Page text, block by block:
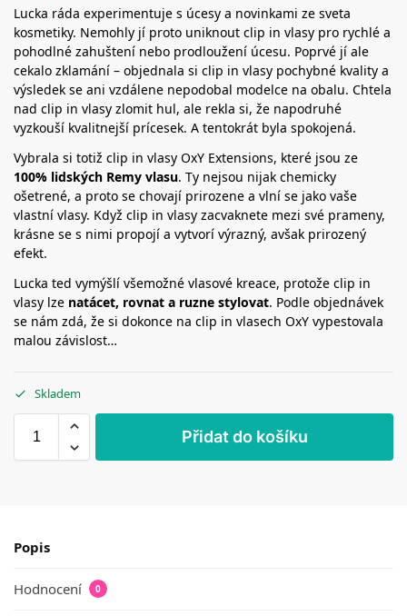
Lucka ráda experimentuje s úcesy a novinkami ze sveta
kosmetiky. Nemohly jí proto uniknout clip in vlasy pro rychlé a
pohodlné zahuštení nebo prodloužení úcesu. Poprvé jí ale
cekalo zklamání – objednala si clip in vlasy pochybné kvality a
výsledek se ani vzdálene nepodobal modelce na obalu. Chtela
nad clip in vlasy zlomit hul, ale rekla si, že napodruhé
vyzkouší kvalitnejší prícesek. A tentokrát byla spokojená.
Vybrala si totiž clip in vlasy OxY Extensions, které jsou ze
100% lidských Remy vlasu. Ty nejsou nijak chemicky
ošetrené, a proto se chovají prirozene a vlní se jako vaše
vlastní vlasy. Když clip in vlasy zacvaknete mezi své prameny,
krásne se s nimi propojí a vytvorí výrazný, avšak prirozený
efekt.
Lucka ted vymýšlí všemožné vlasové kreace, protože clip in
vlasy lze natácet, rovnat a ruzne stylovat. Podle objednávek
se nám zdá, že si dokonce na clip in vlasech OxY vypestovala
malou závislost…
Skladem
Přidat do košíku
Popis
Hodnocení 0